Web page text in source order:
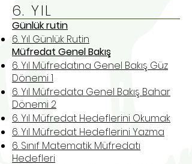
6. YIL
Günlük rutin
6. Yıl Günlük Rutin
Müfredat Genel Bakış
6. Yıl Müfredatına Genel Bakış Güz
Dönemi 1
6. Yıl Müfredata Genel Bakış Bahar
Dönemi 2
6. Yıl Müfredat Hedeflerini Okumak
6. Yıl Müfredat Hedeflerini Yazma
6. Sınıf Matematik Müfredatı
Hedefleri